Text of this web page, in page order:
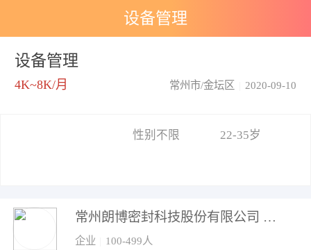
设备管理
设备管理
4K~8K/月 2020-09-10
常州市/金坛区
性别不限 22-35岁
常州朗博密封科技股份有限公司
企业 100-499人